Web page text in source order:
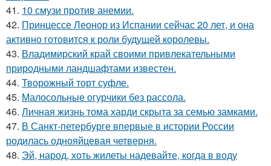
41. 10 смузи против анемии.
42. Принцессе Леонор из Испании сейчас 20 лет, и она
активно готовится к роли будущей королевы.
43. Владимирский край своими привлекательными
природными ландшафтами известен.
44. Творожный торт суфле.
45. Малосольные огурчики без рассола.
46. Личная жизнь тома харди скрыта за семью замками.
47. В Санкт-петербурге впервые в истории России
родилась однояйцевая четверня.
48. Эй, народ, хоть жилеты надевайте, когда в воду